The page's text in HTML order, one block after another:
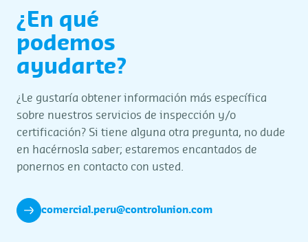
¿En qué
podemos
ayudarte?
¿Le gustaría obtener información más específica
sobre nuestros servicios de inspección y/o
certificación? Si tiene alguna otra pregunta, no dude
en hacérnosla saber; estaremos encantados de
ponernos en contacto con usted.
comercial.peru@controlunion.com